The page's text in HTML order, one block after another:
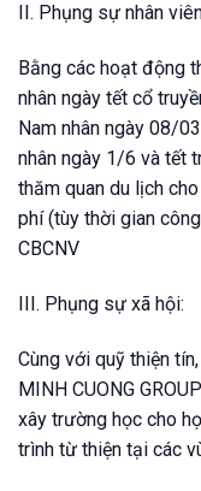
II. Phụng sự nhân
Bằng các hoạt động
nhân ngày tết cổ
Nam nhân ngày 08/
nhân ngày 1/6 và tết
thăm quan du lịch
phí (tùy thời gian
CBCNV
III. Phụng sự xã hội:
Cùng với quỹ thiện
MINH CUONG
xây trường học cho
trình từ thiện tại các